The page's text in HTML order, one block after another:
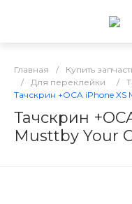
Главная / Купить
/
Для переклейки /
Тачскрин +OCA iPhone XS
Тачскрин
Musttby Your